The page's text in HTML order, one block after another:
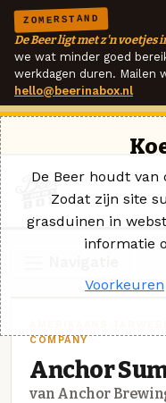
ZOMERSTAND
De Beer ligt met z'n voetjes
we wat minder goed
werkdagen duren. Mailen
hello@beerinabox.nl
COMPANY
Anchor
van Anchor
De Beer houdt
Zodat zijn site
grasduinen in
informatie
Voorkeuren